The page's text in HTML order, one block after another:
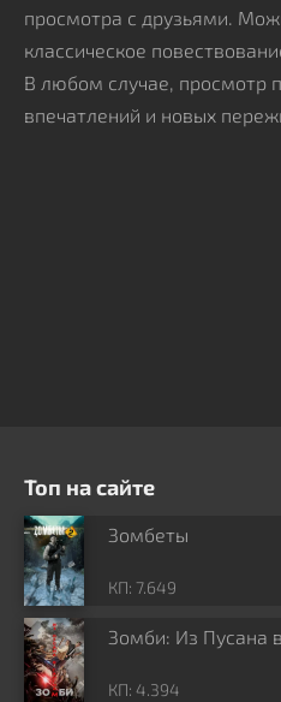
просмотра с друзьями.
классическое
В любом случае, просмотр
впечатлений и новых
Топ на сайте
Зомбеты
КП: 7.649
Зомби: Из Пусана
КП: 4.394